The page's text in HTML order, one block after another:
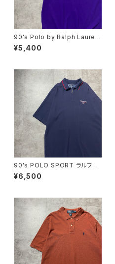
90's Polo by Ralph Lauren
ポロバイラルフローレン 刺繍
ワンポイント ポニー パープ
¥5,400
90's POLO SPORT ラルフロ
ーレン ポロスポーツ ハーフ
ジップ 刺繍ワンポイント 鹿
¥6,500